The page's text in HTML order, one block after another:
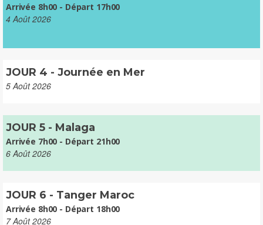
Arrivée 8h00 - Départ 17h00
4 Août 2026
JOUR 4 - Journée en Mer
5 Août 2026
JOUR 5 - Malaga
Arrivée 7h00 - Départ 21h00
6 Août 2026
JOUR 6 - Tanger Maroc
Arrivée 8h00 - Départ 18h00
7 Août 2026